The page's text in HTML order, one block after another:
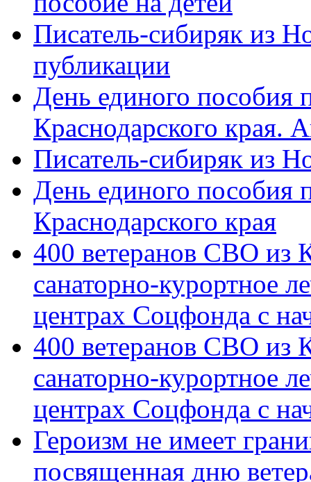
Писатель-сибиряк из
публикации
День единого пособия
Краснодарского края.
Писатель-сибиряк из
День единого пособия
Краснодарского края
400 ветеранов СВО из
санаторно-курортное
центрах Соцфонда с
400 ветеранов СВО из
санаторно-курортное
центрах Соцфонда с
Героизм не имеет
посвященная дню